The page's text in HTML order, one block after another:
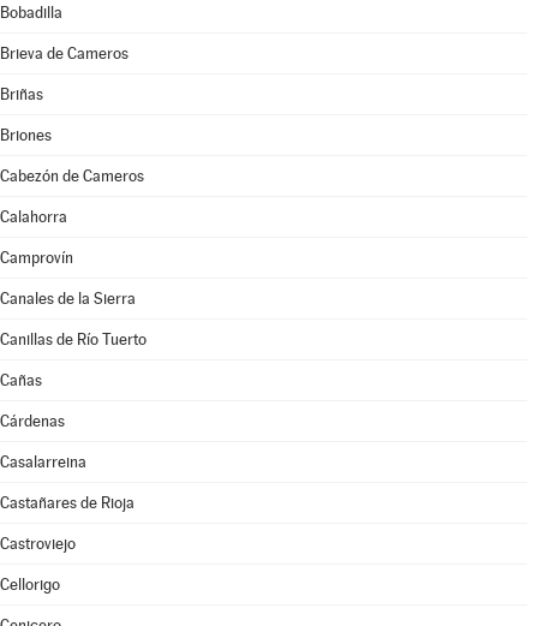
Bobadilla
Brieva de Cameros
Briñas
Briones
Cabezón de Cameros
Calahorra
Camprovín
Canales de la Sierra
Canillas de Río Tuerto
Cañas
Cárdenas
Casalarreina
Castañares de Rioja
Castroviejo
Cellorigo